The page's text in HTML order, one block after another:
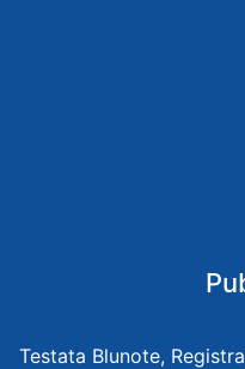
Testata Blunote,